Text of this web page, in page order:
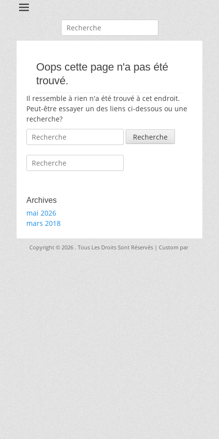
Recherche
pour:
Oops cette page n'a pas été
trouvé.
Il ressemble à rien n'a été trouvé à cet endroit.
Peut-être essayer un des liens ci-dessous ou une
recherche?
Recherche
pour:
Recherche
pour:
Archives
mai 2026
mars 2018
Copyright © 2026 . Tous Les Droits Sont Réservés | Custom par